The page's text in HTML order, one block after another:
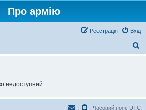
Про армію
Вхід
Реєстрація
недоступний.
Часовий пояс UTC